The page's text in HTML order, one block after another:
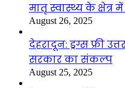
मातृ स्वास्थ्य के क्षेत्र
August 26, 2025
देहरादून: ड्रग्स फ्री
सरकार का संकल्प
August 25, 2025